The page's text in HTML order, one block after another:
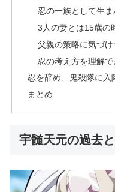
忍の一族として生
3人の妻とは15歳の
父親の策略に気づ
忍の考え方を理解
忍を辞め、鬼殺隊に入
まとめ
宇髄天元の過去